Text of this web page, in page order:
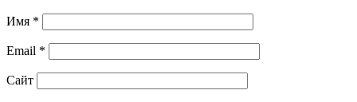
Имя *
Email *
Сайт